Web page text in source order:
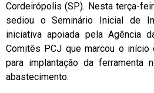
Cordeirópolis (SP). Nesta terça-
sediou o Seminário Inicial de
iniciativa apoiada pela Agência
Comitês PCJ que marcou o
para implantação da ferramenta
abastecimento.